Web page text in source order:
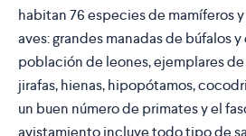
habitan 76 especies de mamíferos
aves: grandes manadas de búfalos
población de leones, ejemplares
jirafas, hienas, hipopótamos,
un buen número de primates y el